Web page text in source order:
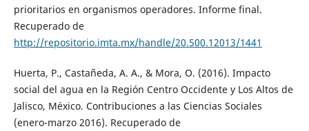
prioritarios en organismos operadores. Informe final.
Recuperado de
http://repositorio.imta.mx/handle/20.500.12013/1441
Huerta, P., Castañeda, A. A., & Mora, O. (2016). Impacto
social del agua en la Región Centro Occidente y Los Altos de
Jalisco, México. Contribuciones a las Ciencias Sociales
(enero-marzo 2016). Recuperado de